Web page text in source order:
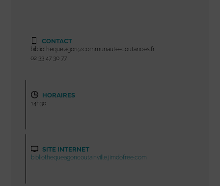
CONTACT
bibliotheque.agon@communaute-coutances.fr
02 33 47 30 77
HORAIRES
14h30
SITE INTERNET
bibliothequeagoncoutainville.jimdofree.com